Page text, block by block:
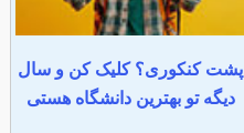
پشت کنکوری؟ کلیک کن و سال
دیگه تو بهترین دانشگاه هستی